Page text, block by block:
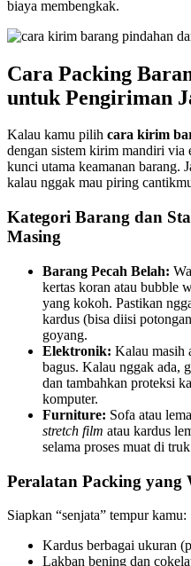
biaya membengkak.
Cara Packing
untuk Pengiriman
Kalau kamu pilih cara kirim
dengan sistem kirim mandiri via
kunci utama keamanan barang.
kalau nggak mau piring
Kategori Barang dan
Masing
Barang Pecah Belah:
kertas koran atau bubble
yang kokoh. Pastikan
kardus (bisa diisi
goyang.
Elektronik: Kalau masih
bagus. Kalau nggak ada,
dan tambahkan proteksi
komputer.
Furniture: Sofa atau
stretch film atau kardus
selama proses muat di
Peralatan Packing yang
Siapkan “senjata” tempur kamu:
Kardus berbagai ukuran
Lakban bening dan